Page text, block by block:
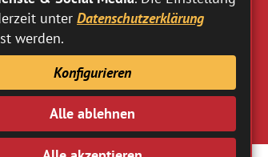
entnehmen.
unter Datenschutzerklärung
werden.
Konfigurieren
Alle ablehnen